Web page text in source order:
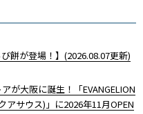
餅が登場！】(2026.08.07更新)
が大阪に誕生！「EVANGELION
アサウス)」に2026年11月OPEN